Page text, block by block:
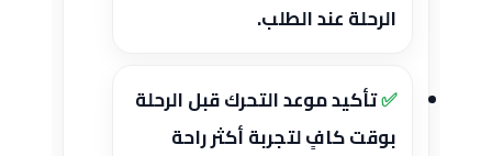
الرحلة عند الطلب.
تأكيد موعد التحرك قبل الرحلة
بوقت كافٍ لتجربة أكثر راحة